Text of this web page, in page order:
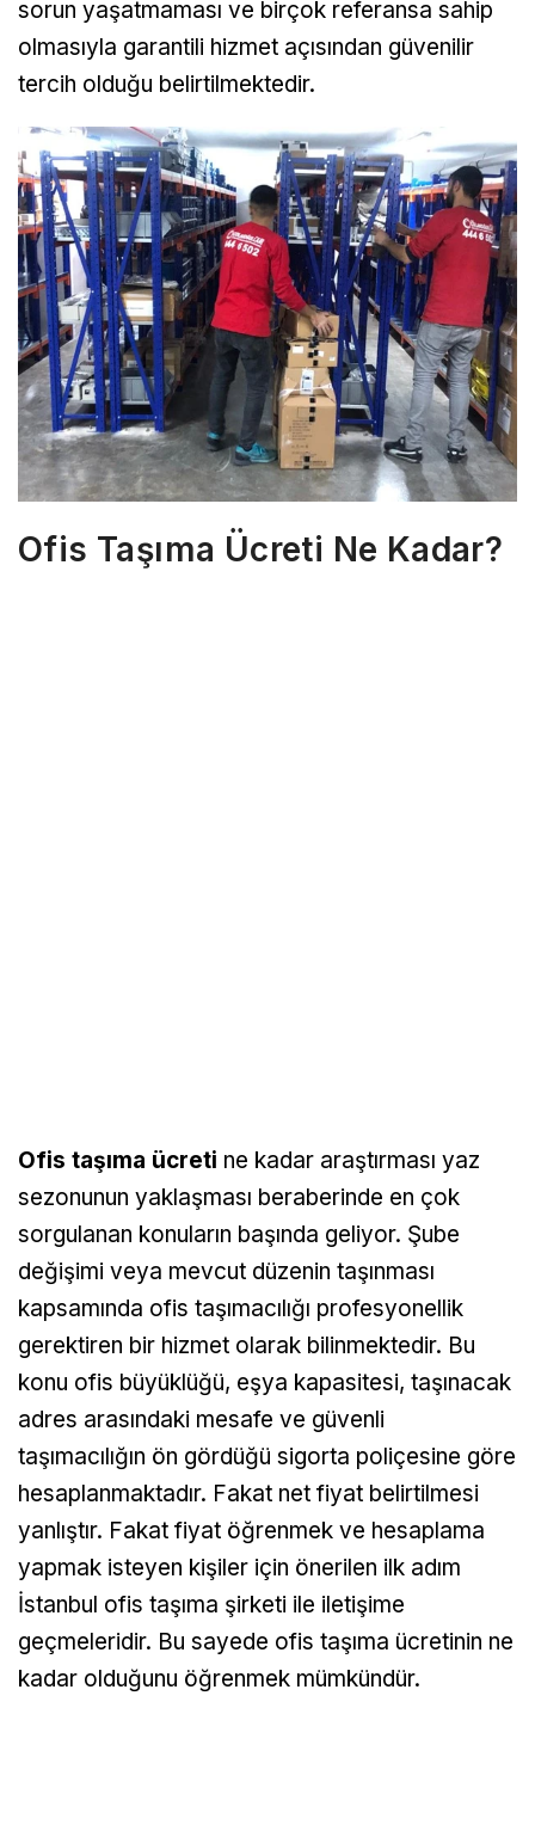
sorun yaşatmaması ve birçok referansa sahip
olmasıyla garantili hizmet açısından güvenilir
tercih olduğu belirtilmektedir.
Ofis Taşıma Ücreti Ne Kadar?
Ofis taşıma ücreti ne kadar araştırması yaz
sezonunun yaklaşması beraberinde en çok
sorgulanan konuların başında geliyor. Şube
değişimi veya mevcut düzenin taşınması
kapsamında ofis taşımacılığı profesyonellik
gerektiren bir hizmet olarak bilinmektedir. Bu
konu ofis büyüklüğü, eşya kapasitesi, taşınacak
adres arasındaki mesafe ve güvenli
taşımacılığın ön gördüğü sigorta poliçesine göre
hesaplanmaktadır. Fakat net fiyat belirtilmesi
yanlıştır. Fakat fiyat öğrenmek ve hesaplama
yapmak isteyen kişiler için önerilen ilk adım
İstanbul ofis taşıma şirketi ile iletişime
geçmeleridir. Bu sayede ofis taşıma ücretinin ne
kadar olduğunu öğrenmek mümkündür.